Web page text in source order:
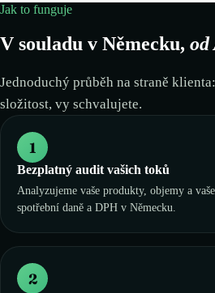
Jak to funguje
V souladu v Německu, od
Jednoduchý průběh na straně
složitost, vy schvalujete.
1
Bezplatný audit vašich toků
Analyzujeme vaše produkty, objemy a
spotřební daně a DPH v Německu.
2